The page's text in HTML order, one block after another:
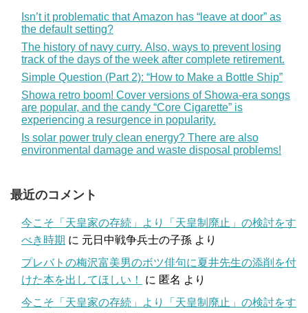
Isn’t it problematic that Amazon has “leave at door” as
the default setting?
The history of navy curry. Also, ways to prevent losing
track of the days of the week after complete retirement.
Simple Question (Part 2): “How to Make a Bottle Ship”
Showa retro boom! Cover versions of Showa-era songs
are popular, and the candy “Core Cigarette” is
experiencing a resurgence in popularity.
Is solar power truly clean energy? There are also
environmental damage and waste disposal problems!
最近のコメント
今こそ「天皇家の存続」より「天皇制廃止」の検討をす
べき時期 に 元日中戦争兵士の子孫 より
プレバトの梅沢富美男のボツ俳句に夏井先生の添削を付
けた本を出してほしい！
に 匿名 より
今こそ「天皇家の存続」より「天皇制廃止」の検討をす